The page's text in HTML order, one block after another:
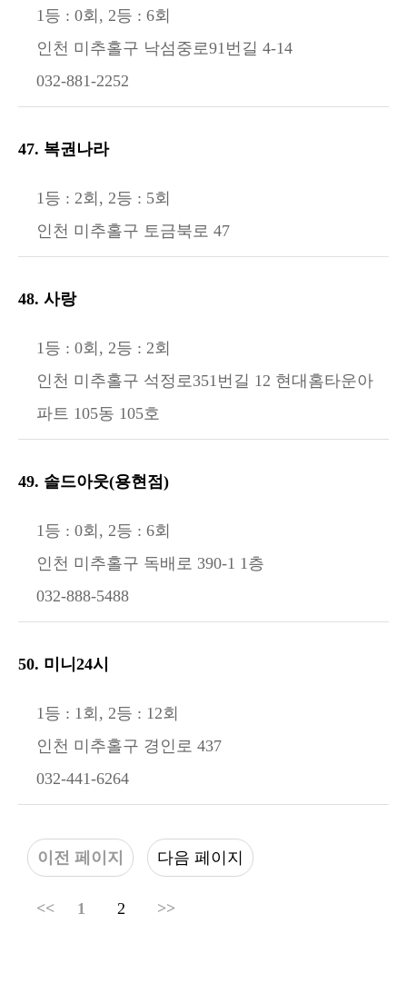
1등 : 0회, 2등 : 6회
인천 미추홀구 낙섬중로91번길 4-14
032-881-2252
47. 복권나라
1등 : 2회, 2등 : 5회
인천 미추홀구 토금북로 47
48. 사랑
1등 : 0회, 2등 : 2회
인천 미추홀구 석정로351번길 12 현대홈타운아
파트 105동 105호
49. 솔드아웃(용현점)
1등 : 0회, 2등 : 6회
인천 미추홀구 독배로 390-1 1층
032-888-5488
50. 미니24시
1등 : 1회, 2등 : 12회
인천 미추홀구 경인로 437
032-441-6264
이전 페이지 다음 페이지
<< 1 2 >>